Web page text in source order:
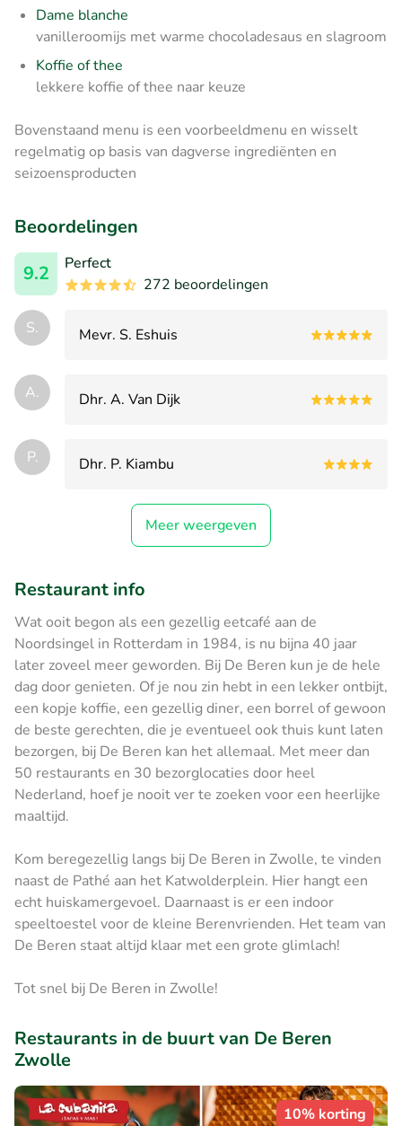
Dame blanche
vanilleroomijs met warme chocoladesaus en slagroom
Koffie of thee
lekkere koffie of thee naar keuze
Bovenstaand menu is een voorbeeldmenu en wisselt
regelmatig op basis van dagverse ingrediënten en
seizoensproducten
Beoordelingen
9.2
Perfect
272 beoordelingen
S. Mevr. S. Eshuis
A. Dhr. A. Van Dijk
P. Dhr. P. Kiambu
Meer weergeven
Restaurant info
Wat ooit begon als een gezellig eetcafé aan de
Noordsingel in Rotterdam in 1984, is nu bijna 40 jaar
later zoveel meer geworden. Bij De Beren kun je de hele
dag door genieten. Of je nou zin hebt in een lekker ontbijt,
een kopje koffie, een gezellig diner, een borrel of gewoon
de beste gerechten, die je eventueel ook thuis kunt laten
bezorgen, bij De Beren kan het allemaal. Met meer dan
50 restaurants en 30 bezorglocaties door heel
Nederland, hoef je nooit ver te zoeken voor een heerlijke
maaltijd.
Kom beregezellig langs bij De Beren in Zwolle, te vinden
naast de Pathé aan het Katwolderplein. Hier hangt een
echt huiskamergevoel. Daarnaast is er een indoor
speeltoestel voor de kleine Berenvrienden. Het team van
De Beren staat altijd klaar met een grote glimlach!
Tot snel bij De Beren in Zwolle!
Restaurants in de buurt van De Beren
Zwolle
10% korting